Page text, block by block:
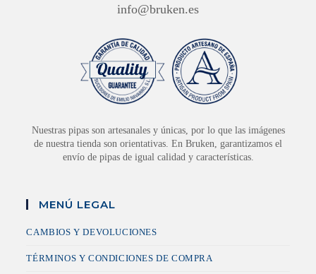
info@bruken.es
Nuestras pipas son artesanales y únicas, por lo que las imágenes
de nuestra tienda son orientativas. En Bruken, garantizamos el
envío de pipas de igual calidad y características.
MENÚ LEGAL
CAMBIOS Y DEVOLUCIONES
TÉRMINOS Y CONDICIONES DE COMPRA